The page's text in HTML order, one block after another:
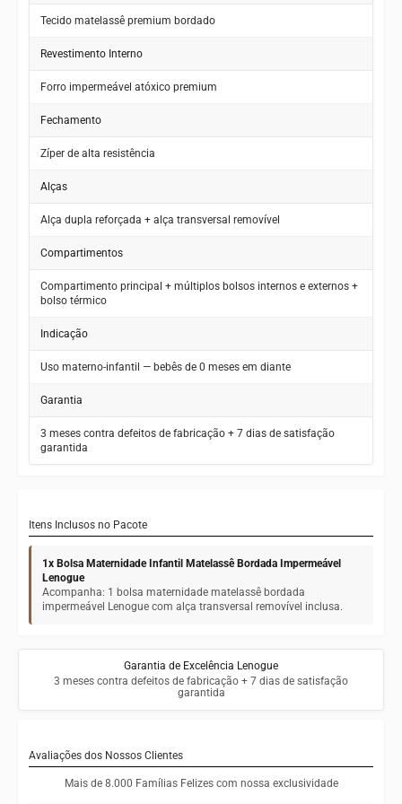
Tecido matelassê premium bordado
Revestimento Interno
Forro impermeável atóxico premium
Fechamento
Zíper de alta resistência
Alças
Alça dupla reforçada + alça transversal removível
Compartimentos
Compartimento principal + múltiplos bolsos internos e externos +
bolso térmico
Indicação
Uso materno-infantil — bebês de 0 meses em diante
Garantia
3 meses contra defeitos de fabricação + 7 dias de satisfação
garantida
Itens Inclusos no Pacote
1x Bolsa Maternidade Infantil Matelassê Bordada Impermeável
Lenogue
Acompanha: 1 bolsa maternidade matelassê bordada
impermeável Lenogue com alça transversal removível inclusa.
Garantia de Excelência Lenogue
3 meses contra defeitos de fabricação + 7 dias de satisfação
garantida
Avaliações dos Nossos Clientes
Mais de 8.000 Famílias Felizes com nossa exclusividade